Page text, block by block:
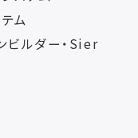
ム
ビルダー・Sier